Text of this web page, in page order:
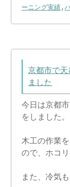
ーニング実績 ,
京都市で
ました
今日は京都
をしました。
木工の作業
ので、ホコ
また、冷気